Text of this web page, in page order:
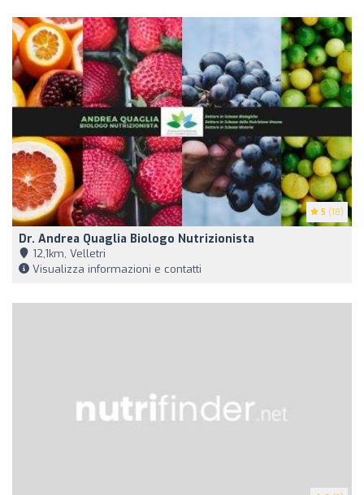
5 (18)
Dr. Andrea Quaglia Biologo Nutrizionista
12,1km, Velletri
Visualizza informazioni e contatti